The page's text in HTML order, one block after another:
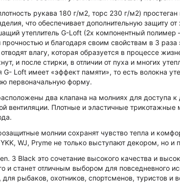
рукава 180 г/м2, торс 230 г/м2)
что обеспечивает дополнительную защиту
утеплитель G-Loft (2х компонентный полимер
прочностью и благодаря своим свойствам в 3
влагу, которая образуется в процессе
и после стирки, в отличии от пуха и многих
G- Loft имеет «эффект памяти», то есть волокна
первоначальную форму.
два клапана на молниях для доступа
вентиляции. Плотные и эластичные
молнии сохранят чувство тепла и
WJ, Pryme не только выступают декором, но и
3 Black это сочетание высокого качества и
и станет отличным выбором для повседневного
рыбаков, охотников, спортсменов, туристов и